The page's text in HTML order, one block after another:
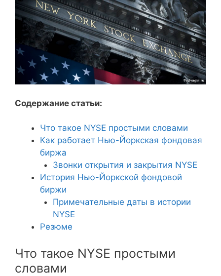
Содержание статьи:
Что такое NYSE простыми словами
Как работает Нью-Йоркская фондовая
биржа
Звонки открытия и закрытия NYSE
История Нью-Йоркской фондовой
биржи
Примечательные даты в истории
NYSE
Резюме
Что такое NYSE простыми
словами